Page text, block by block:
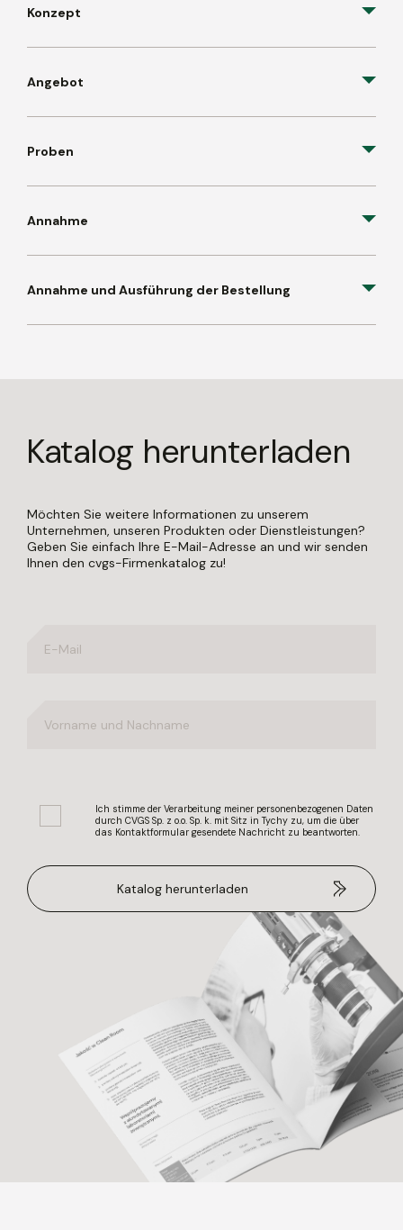
Konzept
Angebot
Proben
Annahme
Annahme und Ausführung der Bestellung
Katalog herunterladen
Möchten Sie weitere Informationen zu unserem
Unternehmen, unseren Produkten oder Dienstleistungen?
Geben Sie einfach Ihre E-Mail-Adresse an und wir senden
Ihnen den cvgs-Firmenkatalog zu!
Ich stimme der Verarbeitung meiner personenbezogenen Daten
durch CVGS Sp. z o.o. Sp. k. mit Sitz in Tychy zu, um die über
das Kontaktformular gesendete Nachricht zu beantworten.